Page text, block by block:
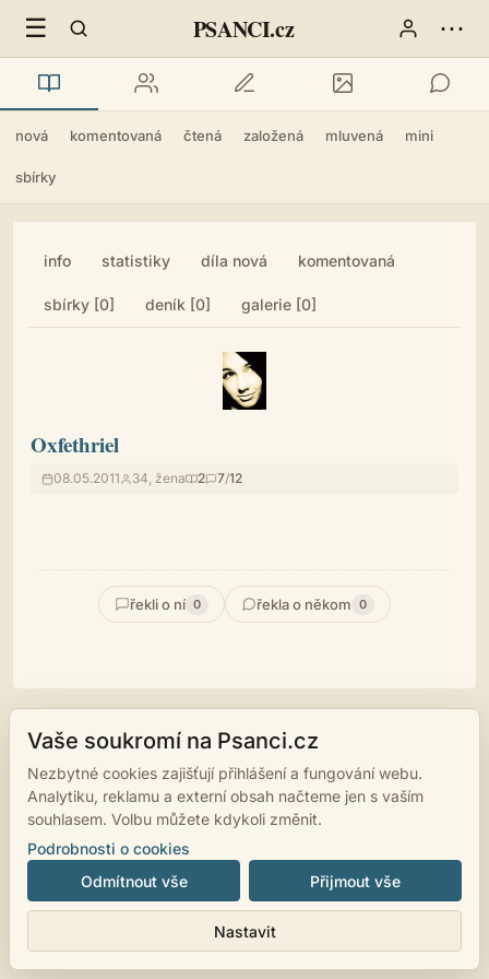
☰ PSANCI.cz ⋯
nová komentovaná čtená založená mluvená mini
sbírky
info statistiky díla nová komentovaná
sbírky [0] deník [0] galerie [0]
Oxfethriel
08.05.2011 34, žena 2 7/12
řekli o ní 0 řekla o někom 0
byLUKiO
Vaše soukromí na Psanci.cz
Nezbytné cookies zajišťují přihlášení a fungování webu.
Analytiku, reklamu a externí obsah načteme jen s vaším
souhlasem. Volbu můžete kdykoli změnit.
Podrobnosti o cookies
Odmítnout vše
Nastavit
Přijmout vše